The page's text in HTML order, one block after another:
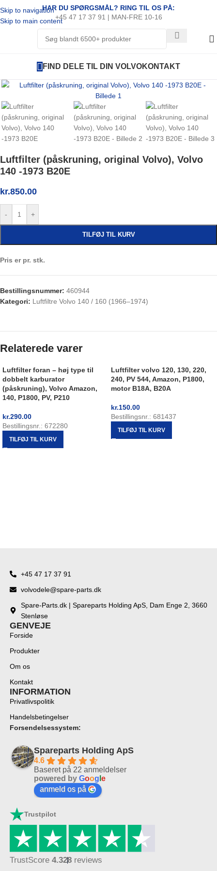
Skip to navigation
Skip to main content
HAR DU SPØRGSMÅL? RING TIL OS PÅ:
+45 47 17 37 91 | MAN-FRE 10-16
FIND DELE TIL DIN VOLVOKONTAKT
Luftfilter (påskruning, original Volvo), Volvo
140 -1973 B20E
kr.850.00
- +
TILFØJ TIL KURV
Pris er pr. stk.
Bestillingsnummer: 460944
Kategori: Luftfiltre Volvo 140 / 160 (1966–1974)
Relaterede varer
Luftfilter foran – høj type til
dobbelt karburator
(påskruning), Volvo Amazon,
140, P1800, PV, P210
kr.290.00
Bestillingsnr.: 672280
TILFØJ TIL KURV
Luftfilter volvo 120, 130, 220,
240, PV 544, Amazon, P1800,
motor B18A, B20A
kr.150.00
Bestillingsnr.: 681437
TILFØJ TIL KURV
+45 47 17 37 91
volvodele@spare-parts.dk
Spare-Parts.dk | Spareparts Holding ApS, Dam Enge 2, 3660
Stenløse
GENVEJE
Forside
Produkter
Om os
Kontakt
INFORMATION
Privatlivspolitik
Handelsbetingelser
Forsendelsessystem:
Spareparts Holding ApS
4.6
Baseret på 22 anmeldelser
powered by Goog e
anmeld os på
Trustpilot
TrustScore 4.328 reviews